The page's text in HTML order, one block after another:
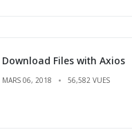
Download Files with Axios
MARS 06, 2018 56,582 VUES